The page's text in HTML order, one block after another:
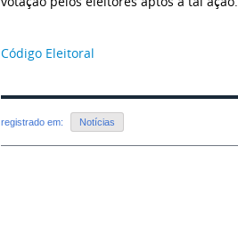
Código Eleitoral
registrado em: Notícias